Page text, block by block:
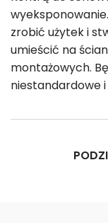
zrobić użytek i
umieścić na
montażowych.
niestandardowe